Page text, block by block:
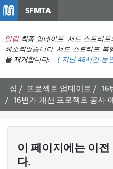
SFMTA
알림 최종 업데이트: 서드 스트리
해소되었습니다. 서드 스트리트 북
을 재개합니다.
( 지난 48시간 동
집 프로젝트 업데이트
16
16번가 개선 프로젝트 공사 예상
이 페이지에는 이전
다.